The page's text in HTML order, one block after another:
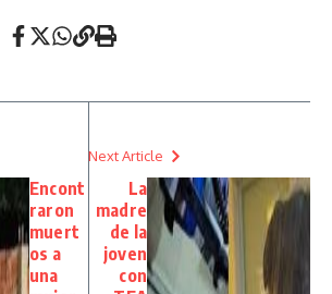
Encont
raron
muert
os a
una
Next Article
La
madre
de la
joven
con